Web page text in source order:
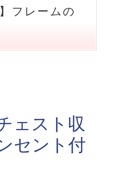
フレームの
ェスト収
セント付